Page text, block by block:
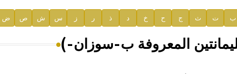
العربية تطلق موسوعات جديدة في عام 2026
ب ت ث ج ح خ د ذ ر ز س ش ص ض
المعروفة ب-سوزان-)